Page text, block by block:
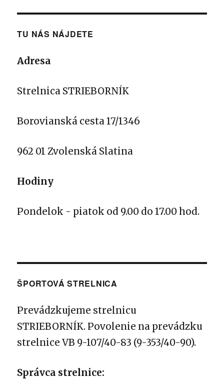
TU NÁS NÁJDETE
Adresa
Strelnica STRIEBORNÍK
Borovianská cesta 17/1346
962 01 Zvolenská Slatina
Hodiny
Pondelok - piatok od 9.00 do 17.00 hod.
ŠPORTOVÁ STRELNICA
Prevádzkujeme strelnicu
STRIEBORNÍK. Povolenie na prevádzku
strelnice VB 9-107/40-83 (9-353/40-90).
Správca strelnice: